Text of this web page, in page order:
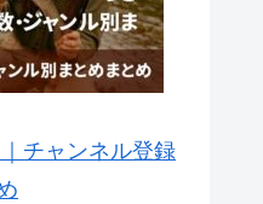
チャンネル登録